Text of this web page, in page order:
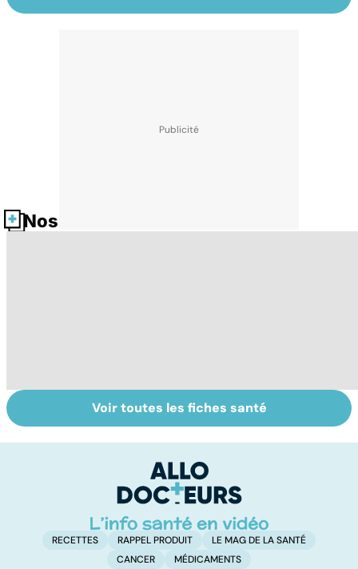
Nos fiches santé
Comment
maîtriser le
Accident
vasculaire
également
touché
Voir toutes les fiches santé
RECETTES RAPPEL PRODUIT
LE MAG DE LA SANTÉ
CANCER
MÉDICAMENTS